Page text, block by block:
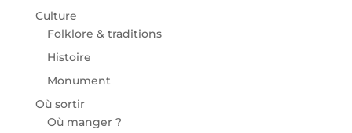
Culture
Folklore & traditions
Histoire
Monument
Où sortir
Où manger ?